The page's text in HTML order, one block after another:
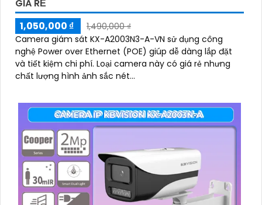
GIÁ RẺ
1,050,000 ₫
1,490,000 ₫
Camera giám sát KX-A2003N3-A-VN sử dụng công
nghệ Power over Ethernet (POE) giúp dễ dàng lắp đặt
và tiết kiệm chi phí. Loại camera này có giá rẻ nhưng
chất lượng hình ảnh sắc nét...